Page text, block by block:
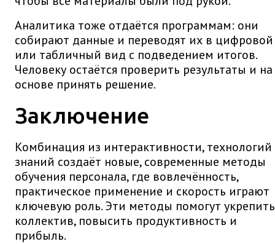
Аналитика тоже отдаётся программам: они
собирают данные и переводят их в цифровой
или табличный вид с подведением итогов.
Человеку остаётся проверить результаты и
основе принять решение.
Заключение
Комбинация из интерактивности,
знаний создаёт новые, современные методы
обучения персонала, где вовлечённость,
практическое применение и скорость играют
ключевую роль. Эти методы помогут укрепить
коллектив, повысить продуктивность и
прибыль.